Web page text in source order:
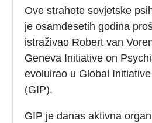
Ove strahote sovjetske
je osamdesetih godina
istraživao Robert van
Geneva Initiative on
evoluirao u Global
(GIP).
GIP je danas aktivna